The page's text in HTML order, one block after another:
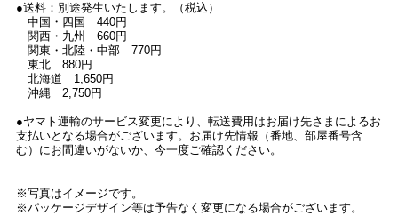
●送料：別途発生いたします。（税込）
中国・四国 440円
関西・九州 660円
関東・北陸・中部 770円
東北 880円
北海道 1,650円
沖縄 2,750円
●ヤマト運輸のサービス変更により、転送費用はお届け先さまによるお
支払いとなる場合がございます。お届け先情報（番地、部屋番号含
む）にお間違いがないか、今一度ご確認ください。
※写真はイメージです。
※パッケージデザイン等は予告なく変更になる場合がございます。